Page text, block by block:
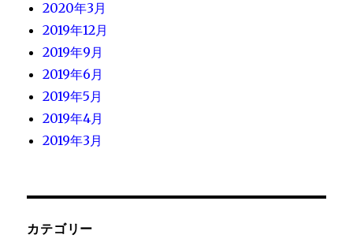
2020年3月
2019年12月
2019年9月
2019年6月
2019年5月
2019年4月
2019年3月
カテゴリー